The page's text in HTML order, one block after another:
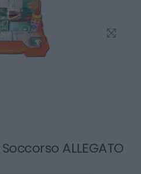
ALLEGATO